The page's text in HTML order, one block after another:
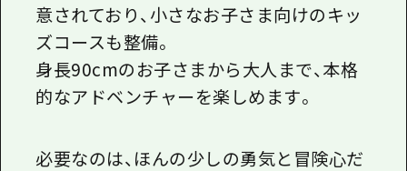
意されており、小さなお子さま向けのキッ
ズコースも整備。
身長90cmのお子さまから大人まで、本格
的なアドベンチャーを楽しめます。
必要なのは、ほんの少しの勇気と冒険心だ